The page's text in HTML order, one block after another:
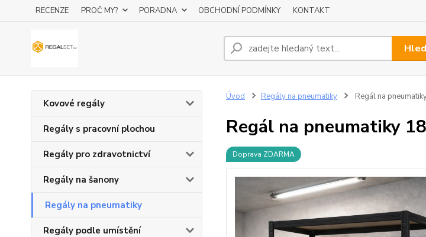
RECENZE PROČ MY? PORADNA OBCHODNÍ PODMÍNKY KONTAKT
Kovové regály
Regály s pracovní plochou
Regály pro zdravotnictví
Regály na šanony
Regály na pneumatiky
Regály podle umístění
Úvod Regály na pneumatiky Regál na
Regál na pneumatiky
Doprava ZDARMA